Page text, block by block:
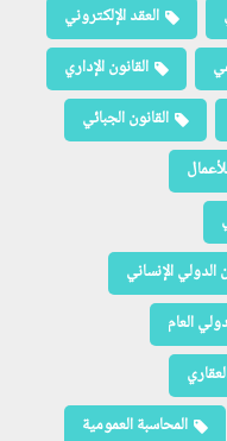
العقد الإلكتروني
القانون الإداري
القانون الجبائي
الدولي الإنساني
العام
المحاسبة العمومية